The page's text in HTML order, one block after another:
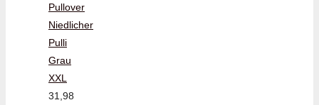
Pullover
Niedlicher
Pulli
Grau
XXL
31,98